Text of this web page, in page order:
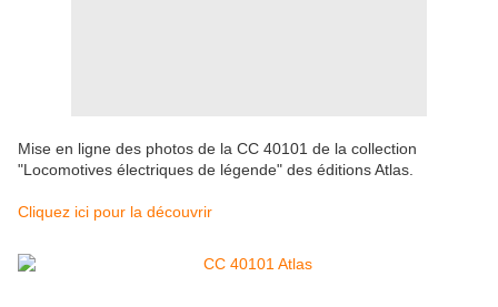
Mise en ligne des photos de la CC 40101 de la collection
"Locomotives électriques de légende" des éditions Atlas.
Cliquez ici pour la découvrir